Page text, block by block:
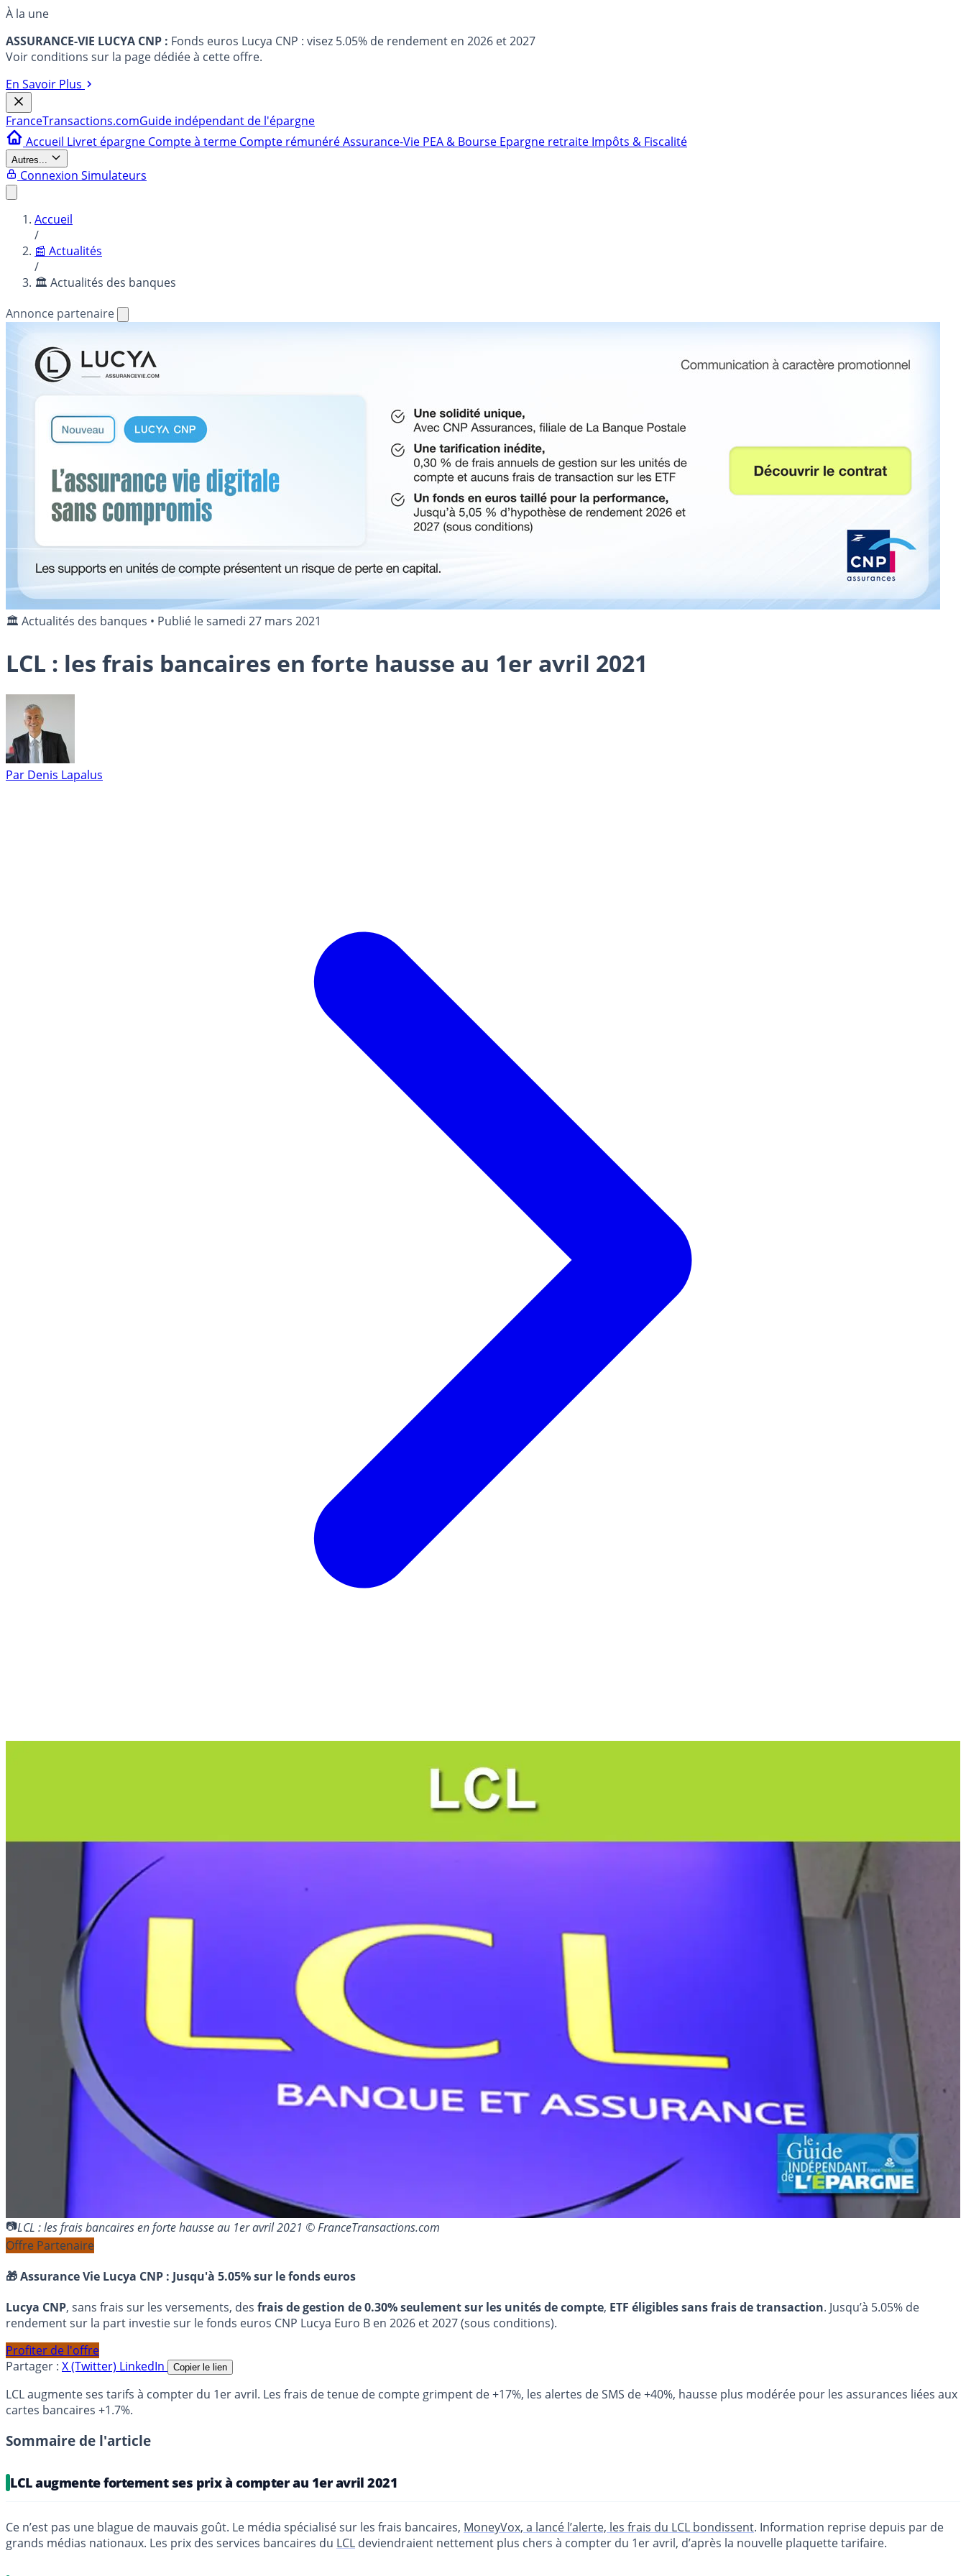
À la une
ASSURANCE-VIE LUCYA CNP : Fonds euros Lucya CNP : visez 5.05% de rendement en 2026 et 2027
Voir conditions sur la page dédiée à cette offre.
En Savoir Plus
FranceTransactions.comGuide indépendant de l'épargne
Accueil Livret épargne Compte à terme Compte rémunéréAssurance-Vie PEA & Bourse Epargne retraite Impôts & Fiscalité
Autres...
Connexion Simulateurs
Accueil
/
📰 Actualités
/
🏛️ Actualités des banques
Annonce partenaire
🏛️ Actualités des banques • Publié lesamedi 27 mars 2021
LCL : les frais bancaires en forte hausse au 1er avril 2021
Par Denis Lapalus
LCL : les frais bancaires en forte hausse au 1er avril 2021 © FranceTransactions.com
Offre Partenaire
🎁 Assurance Vie Lucya CNP : Jusqu'à 5.05% sur le fonds euros
Lucya CNP, sans frais sur les versements, des frais de gestion de 0.30% seulement sur les unités de compte, ETF éligibles sans frais de transaction. Jusqu’à 5.05% de
rendement sur la part investie sur le fonds euros CNP Lucya Euro B en 2026 et 2027 (sous conditions).
Profiter de l'offre
Partager : X (Twitter) LinkedIn Copier le lien
LCL augmente ses tarifs à compter du 1er avril. Les frais de tenue de compte grimpent de +17%, les alertes de SMS de +40%, hausse plus modérée pour les assurances liées aux
cartes bancaires +1.7%.
Sommaire de l'article
LCL augmente fortement ses prix à compter au 1er avril 2021
Ce n’est pas une blague de mauvais goût. Le média spécialisé sur les frais bancaires, MoneyVox, a lancé l’alerte, les frais du LCL bondissent. Information reprise depuis par de
grands médias nationaux. Les prix des services bancaires du LCL deviendraient nettement plus chers à compter du 1er avril, d’après la nouvelle plaquette tarifaire.